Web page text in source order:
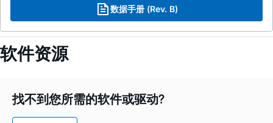
数据手册 (Rev. B)
软件资源
找不到您所需的软件或驱动?